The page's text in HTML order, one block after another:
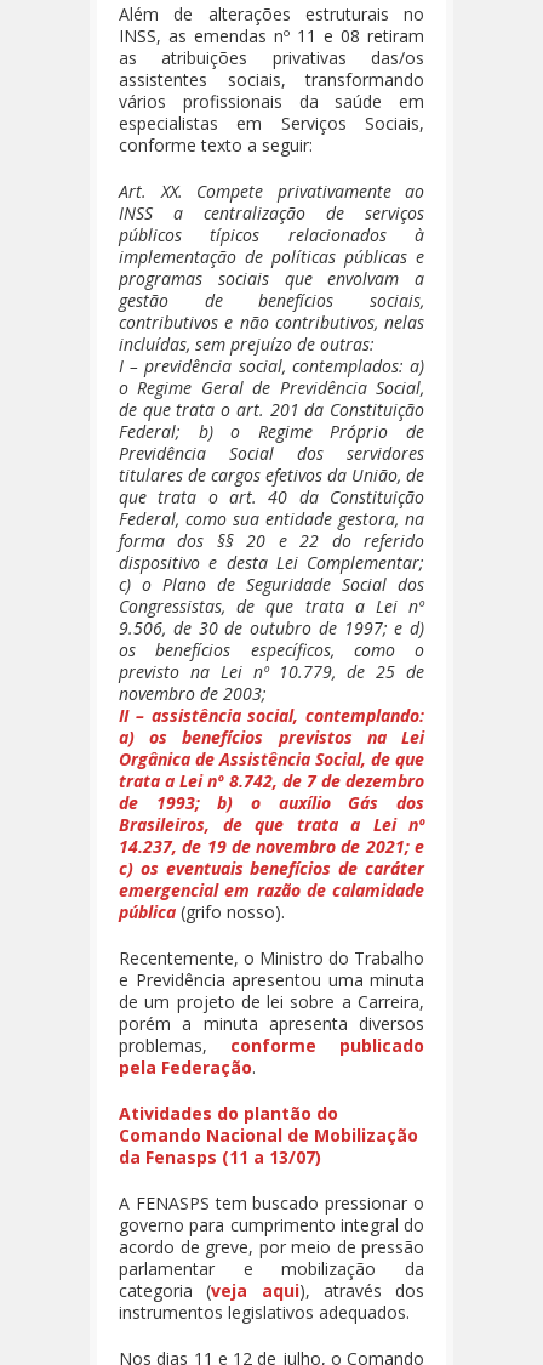
Além de alterações estruturais no
INSS, as emendas nº 11 e 08 retiram
as atribuições privativas das/os
assistentes sociais, transformando
vários profissionais da saúde em
especialistas em Serviços Sociais,
conforme texto a seguir:
Art. XX. Compete privativamente ao
INSS a centralização de serviços
públicos típicos relacionados à
implementação de políticas públicas e
programas sociais que envolvam a
gestão de benefícios sociais,
contributivos e não contributivos, nelas
incluídas, sem prejuízo de outras:
I – previdência social, contemplados: a)
o Regime Geral de Previdência Social,
de que trata o art. 201 da Constituição
Federal; b) o Regime Próprio de
Previdência Social dos servidores
titulares de cargos efetivos da União, de
que trata o art. 40 da Constituição
Federal, como sua entidade gestora, na
forma dos §§ 20 e 22 do referido
dispositivo e desta Lei Complementar;
c) o Plano de Seguridade Social dos
Congressistas, de que trata a Lei nº
9.506, de 30 de outubro de 1997; e d)
os benefícios específicos, como o
previsto na Lei nº 10.779, de 25 de
novembro de 2003;
II – assistência social, contemplando:
a) os benefícios previstos na Lei
Orgânica de Assistência Social, de que
trata a Lei nº 8.742, de 7 de dezembro
de 1993; b) o auxílio Gás dos
Brasileiros, de que trata a Lei nº
14.237, de 19 de novembro de 2021; e
c) os eventuais benefícios de caráter
emergencial em razão de calamidade
pública (grifo nosso).
Recentemente, o Ministro do Trabalho
e Previdência apresentou uma minuta
de um projeto de lei sobre a Carreira,
porém a minuta apresenta diversos
problemas, conforme publicado
pela Federação.
Atividades do plantão do
Comando Nacional de Mobilização
da Fenasps (11 a 13/07)
A FENASPS tem buscado pressionar o
governo para cumprimento integral do
acordo de greve, por meio de pressão
parlamentar e mobilização da
categoria (veja aqui), através dos
instrumentos legislativos adequados.
Nos dias 11 e 12 de julho, o Comando